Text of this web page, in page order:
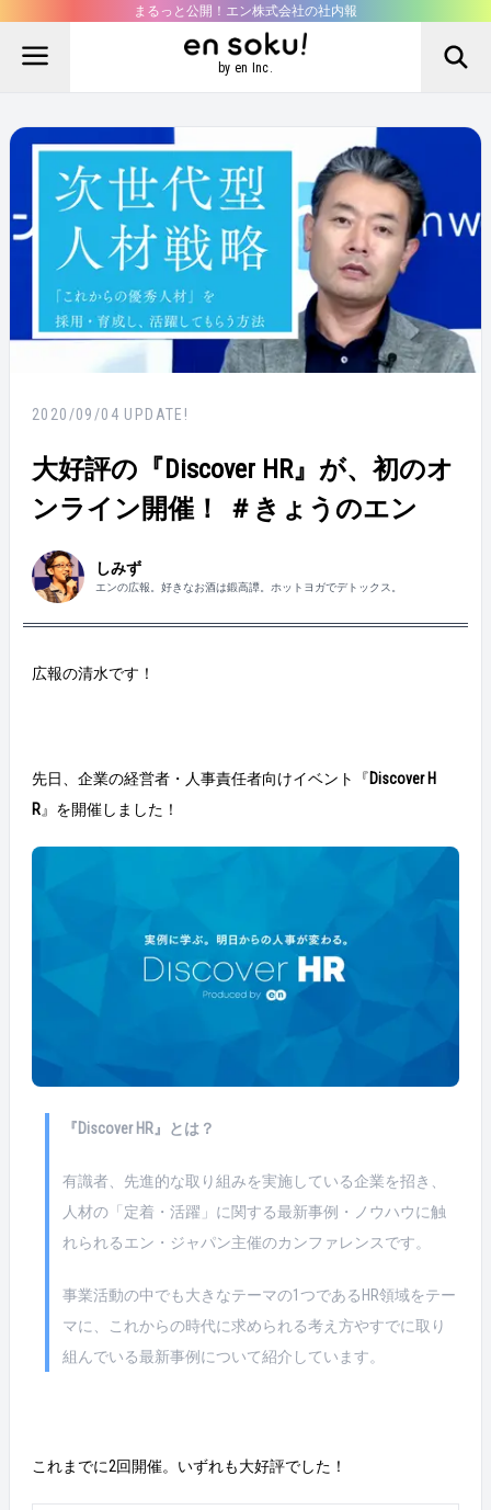
まるっと公開！エン株式会社の社内報
by en Inc.
2020/09/04 UPDATE!
大好評の『Discover HR』が、初のオ
ンライン開催！ ＃きょうのエン
しみず
エンの広報。好きなお酒は鍛高譚。ホットヨガでデトックス。
広報の清水です！
先日、企業の経営者・人事責任者向けイベント『Discover H
R』を開催しました！
『Discover HR』とは？
有識者、先進的な取り組みを実施している企業を招き、
人材の「定着・活躍」に関する最新事例・ノウハウに触
れられるエン・ジャパン主催のカンファレンスです。
事業活動の中でも大きなテーマの1つであるHR領域をテー
マに、これからの時代に求められる考え方やすでに取り
組んでいる最新事例について紹介しています。
これまでに2回開催。いずれも大好評でした！